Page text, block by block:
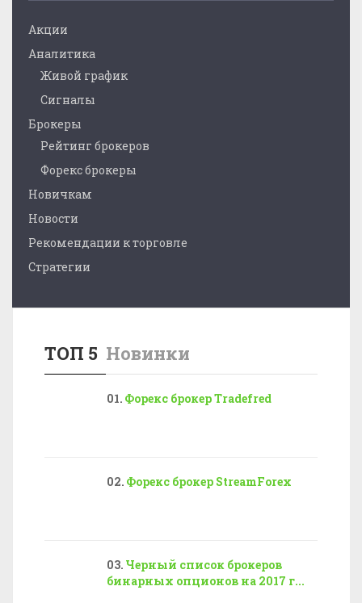
Акции
Аналитика
Живой график
Сигналы
Брокеры
Рейтинг брокеров
Форекс брокеры
Новичкам
Новости
Рекомендации к торговле
Стратегии
ТОП 5 Новинки
Форекс брокер Tradefred
Форекс брокер StreamForex
Черный список брокеров
бинарных опционов на 2017 г...